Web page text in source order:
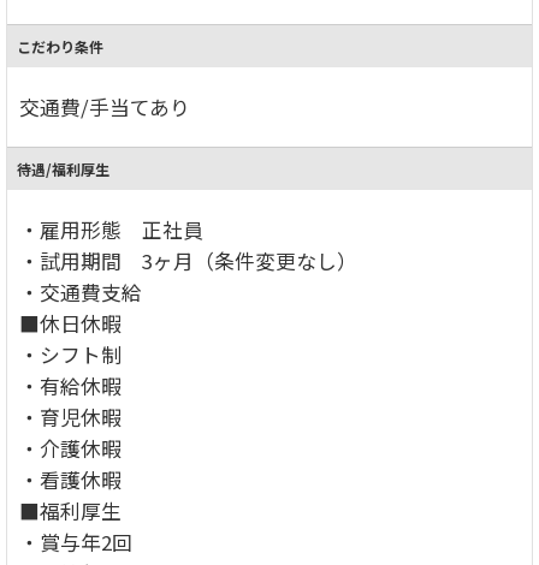
こだわり条件
交通費/手当てあり
待遇/福利厚生
・雇用形態 正社員
・試用期間 3ヶ月（条件変更なし）
・交通費支給
■休日休暇
・シフト制
・有給休暇
・育児休暇
・介護休暇
・看護休暇
■福利厚生
・賞与年2回